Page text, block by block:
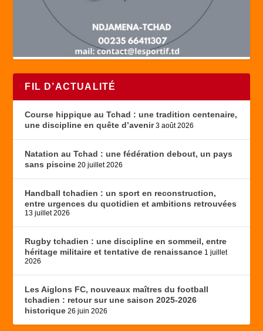
FIL D’ACTUALITÉ
Course hippique au Tchad : une tradition centenaire,
une discipline en quête d’avenir 3 août 2026
Natation au Tchad : une fédération debout, un pays
sans piscine 20 juillet 2026
Handball tchadien : un sport en reconstruction,
entre urgences du quotidien et ambitions retrouvées
13 juillet 2026
Rugby tchadien : une discipline en sommeil, entre
héritage militaire et tentative de renaissance 1 juillet
2026
Les Aiglons FC, nouveaux maîtres du football
tchadien : retour sur une saison 2025-2026
historique 26 juin 2026